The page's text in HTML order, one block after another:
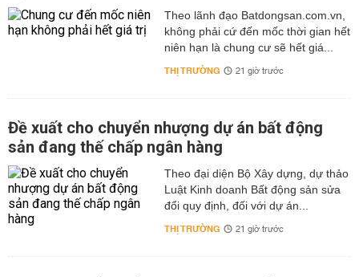
Theo lãnh đạo Batdongsan.com.vn,
không phải cứ đến mốc thời gian hết
niên hạn là chung cư sẽ hết giá...
THỊ TRƯỜNG 21 giờ trước
Đề xuất cho chuyển nhượng dự án bất động
sản đang thế chấp ngân hàng
Theo đại diện Bộ Xây dựng, dự thảo
Luật Kinh doanh Bất động sản sửa
đổi quy định, đối với dự án...
THỊ TRƯỜNG 21 giờ trước